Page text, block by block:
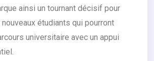
ainsi un tournant décisif pour
étudiants qui pourront
universitaire avec un appui